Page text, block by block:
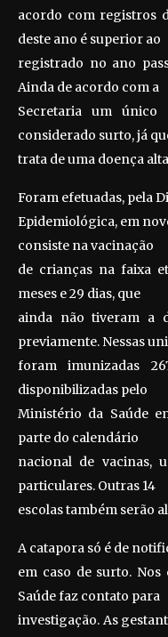
acordo com registros
deste ano é superior ao
registrado no ano
Ainda de acordo com a
Secretaria um único
considerado surto, já
trata de uma doença
Foram efetuadas, pela
Epidemiológica, em
consiste na vacinação
de crianças na faixa
meses e 29 dias, que
ainda não tiveram a
previamente. Nessas
foram imunizadas
disponibilizadas pelo
Ministério da Saúde
parte do calendário
nacional de vacinas,
particulares. Outras 14
escolas também serão
A catapora só é de
em caso de surto. Nos
Saúde faz contato para
investigação. As